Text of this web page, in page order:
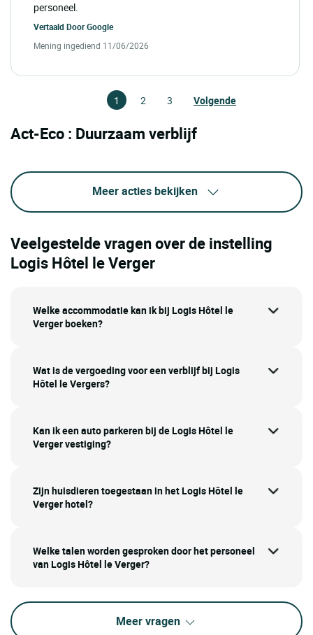
personeel.
Vertaald DoorGoogle
Mening ingediend 11/06/2026
1 2 3 Volgende
Act-Eco : Duurzaam verblijf
Meer acties bekijken
Veelgestelde vragen over de instelling
Logis Hôtel le Verger
Welke accommodatie kan ik bij Logis Hôtel le
Verger boeken?
Wat is de vergoeding voor een verblijf bij Logis
Hôtel le Vergers?
Kan ik een auto parkeren bij de Logis Hôtel le
Verger vestiging?
Zijn huisdieren toegestaan in het Logis Hôtel le
Verger hotel?
Welke talen worden gesproken door het personeel
van Logis Hôtel le Verger?
Meer vragen